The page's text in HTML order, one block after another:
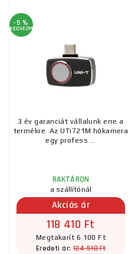
-5 %
KEDVEZMÉNY
3 év garanciát vállalunk erre a
termékre. Az UTi721M hőkamera
egy profess ...
RAKTÁRON
a szállítónál
Akciós ár
118 410 Ft
Megtakarít 6 100 Ft
Eredeti ár: 124 510 Ft